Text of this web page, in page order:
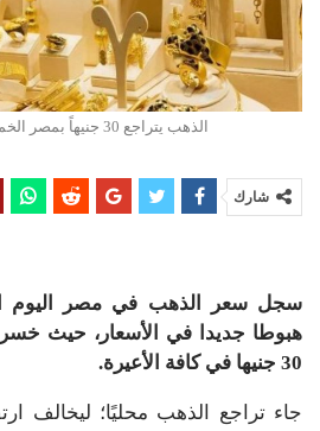
الذهب يتراجع 30 جنيهاً بمصر الخميس 14-5-2026
شارك
هبوطا جديدا في الأسعار، حيث
30 جنيها في كافة الأعيرة.
جاء تراجع الذهب محليًا؛ ليخالف